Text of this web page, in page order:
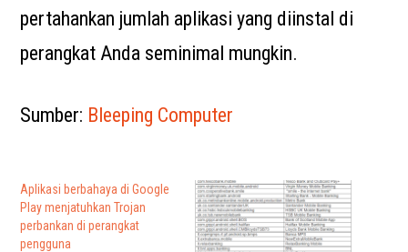
pertahankan jumlah aplikasi yang diinstal di
perangkat Anda seminimal mungkin.
Sumber: Bleeping Computer
Aplikasi berbahaya di Google
Play menjatuhkan Trojan
perbankan di perangkat
pengguna